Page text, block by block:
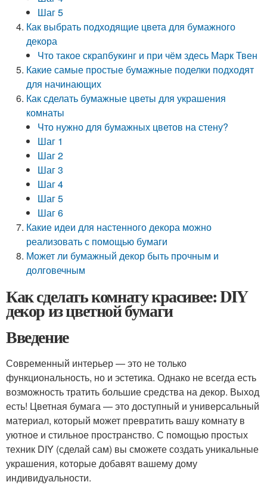
Шаг 5
Как выбрать подходящие цвета для бумажного
декора
Что такое скрапбукинг и при чём здесь Марк Твен
Какие самые простые бумажные поделки подходят
для начинающих
Как сделать бумажные цветы для украшения
комнаты
Что нужно для бумажных цветов на стену?
Шаг 1
Шаг 2
Шаг 3
Шаг 4
Шаг 5
Шаг 6
Какие идеи для настенного декора можно
реализовать с помощью бумаги
Может ли бумажный декор быть прочным и
долговечным
Как сделать комнату красивее: DIY
декор из цветной бумаги
Введение
Современный интерьер — это не только
функциональность, но и эстетика. Однако не всегда есть
возможность тратить большие средства на декор. Выход
есть! Цветная бумага — это доступный и универсальный
материал, который может превратить вашу комнату в
уютное и стильное пространство. С помощью простых
техник DIY (сделай сам) вы сможете создать уникальные
украшения, которые добавят вашему дому
индивидуальности.